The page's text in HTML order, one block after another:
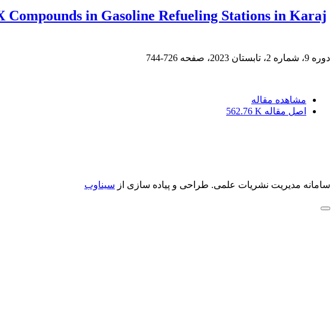
Compounds in Gasoline Refueling Stations in Karaj
دوره 9، شماره 2، تابستان 2023، صفحه 726-744
مشاهده مقاله
اصل مقاله 562.76 K
سامانه مدیریت نشریات علمی. طراحی و پیاده سازی از سیناوب